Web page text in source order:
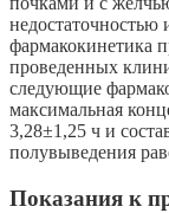
недостаточностью
фармакокинетика
проведенных
следующие
максимальная
3,28±1,25 ч и
полувыведения
Показания к